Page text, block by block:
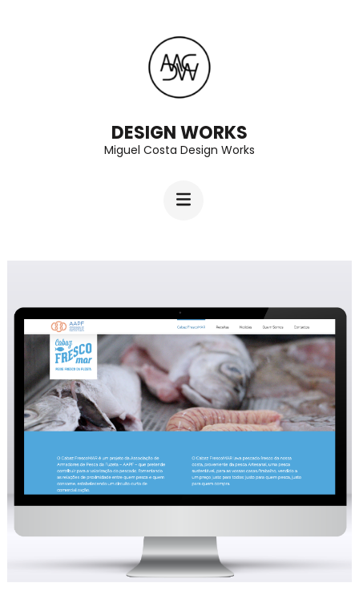
DESIGN WORKS
Miguel Costa Design Works